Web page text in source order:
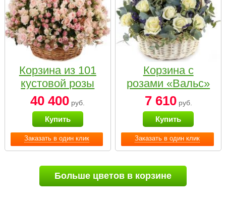
Заказать в один клик
Корзина из 101
кустовой розы
нежных тонов
40 400 руб.
Купить
Заказать в один клик
Корзина с
розами «Вальс»
7 610руб.
Купить
Больше цветов в корзине